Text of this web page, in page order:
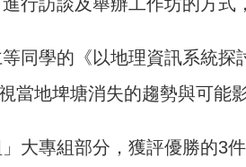
同學的《以地理資訊系統
當地埤塘消失的趨勢與可能影
大專組部分，獲評優勝的3